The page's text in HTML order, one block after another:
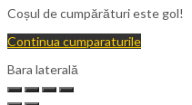
Coșul de cumpărături este gol!
Continua cumparaturile
Bara laterală